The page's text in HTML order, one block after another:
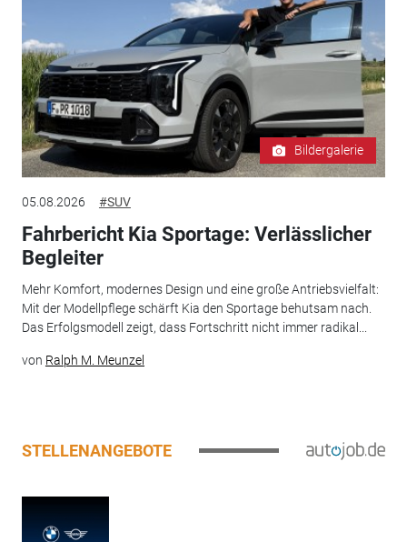
Bildergalerie
05.08.2026 #SUV
Fahrbericht Kia Sportage: Verlässlicher
Begleiter
Mehr Komfort, modernes Design und eine große Antriebsvielfalt:
Mit der Modellpflege schärft Kia den Sportage behutsam nach.
Das Erfolgsmodell zeigt, dass Fortschritt nicht immer radikal...
von Ralph M. Meunzel
STELLENANGEBOTE